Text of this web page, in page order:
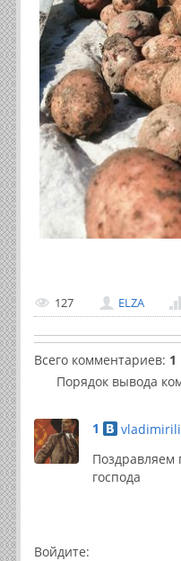
127 ELZA
Всего комментариев: 1
Порядок вывода
1
Поздравляем
господа
Войдите: